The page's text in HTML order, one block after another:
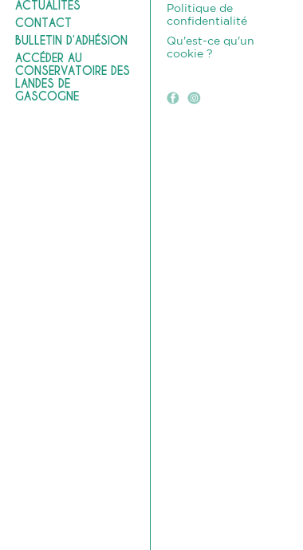
ACTUALITÉS
CONTACT
BULLETIN D’ADHÉSION
ACCÉDER AU
CONSERVATOIRE DES
LANDES DE
GASCOGNE
Politique de
confidentialité
Qu'est-ce qu'un
cookie ?